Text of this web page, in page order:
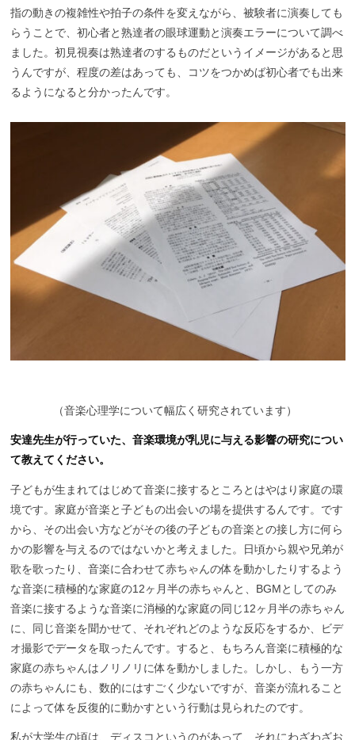
指の動きの複雑性や拍子の条件を変えながら、被験者に演奏しても
らうことで、初心者と熟達者の眼球運動と演奏エラーについて調べ
ました。初見視奏は熟達者のするものだというイメージがあると思
うんですが、程度の差はあっても、コツをつかめば初心者でも出来
るようになると分かったんです。
（音楽心理学について幅広く研究されています）
安達先生が行っていた、音楽環境が乳児に与える影響の研究につい
て教えてください。
子どもが生まれてはじめて音楽に接するところとはやはり家庭の環
境です。家庭が音楽と子どもの出会いの場を提供するんです。です
から、その出会い方などがその後の子どもの音楽との接し方に何ら
かの影響を与えるのではないかと考えました。日頃から親や兄弟が
歌を歌ったり、音楽に合わせて赤ちゃんの体を動かしたりするよう
な音楽に積極的な家庭の12ヶ月半の赤ちゃんと、BGMとしてのみ
音楽に接するような音楽に消極的な家庭の同じ12ヶ月半の赤ちゃん
に、同じ音楽を聞かせて、それぞれどのような反応をするか、ビデ
オ撮影でデータを取ったんです。すると、もちろん音楽に積極的な
家庭の赤ちゃんはノリノリに体を動かしました。しかし、もう一方
の赤ちゃんにも、数的にはすごく少ないですが、音楽が流れること
によって体を反復的に動かすという行動は見られたのです。
私が大学生の頃は、ディスコというのがあって、それにわざわざお